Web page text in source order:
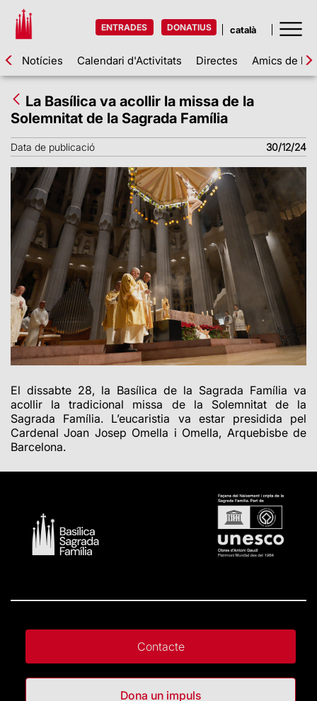
ENTRADES DONATIUS
Notícies Calendari d'Activitats Directes Amics de la
La Basílica va acollir la missa de la
Solemnitat de la Sagrada Família
Data de publicació 30/12/24
El dissabte 28, la Basílica de la Sagrada Família va
acollir la tradicional missa de la Solemnitat de la
Sagrada Família. L’eucaristia va estar presidida pel
Cardenal Joan Josep Omella i Omella, Arquebisbe de
Barcelona.
Contacte
Dona un impuls